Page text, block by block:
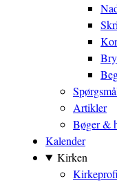
Artikler
Bøger &
Kalender
Kirken